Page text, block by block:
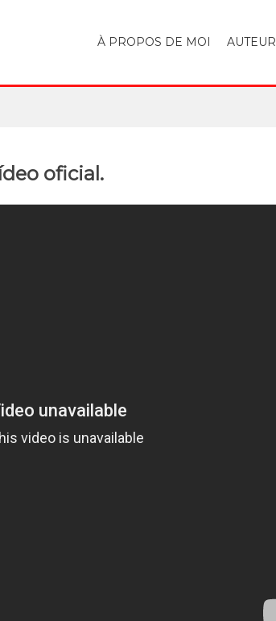
À PROPOS DE MOI AUTEUR
oficial.